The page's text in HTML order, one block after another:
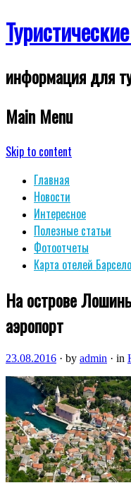
информация для
Main Menu
Skip to content
Главная
Новости
Интересное
Полезные статьи
Фотоотчеты
Карта отелей
На острове
аэропорт
23.08.2016 · by admin · in